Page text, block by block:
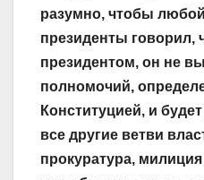
разумно, чтобы
президенты говорил,
президентом, он не
полномочий,
Конституцией, и
все другие ветви
прокуратура,